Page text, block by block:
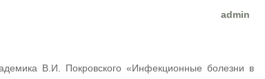
admin
В.И. Покровского «Инфекционные болезни в